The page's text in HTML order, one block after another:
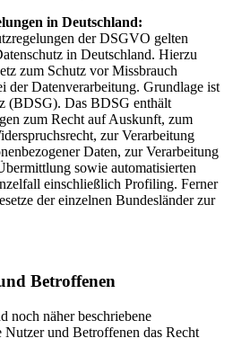
in Deutschland:
der DSGVO gelten
in Deutschland. Hierzu
zum Schutz vor Missbrauch
der Datenverarbeitung. Grundlage ist
(BDSG). Das BDSG enthält
zum Recht auf Auskunft, zum
zur Verarbeitung
Daten, zur Verarbeitung
sowie automatisierten
einschließlich Profiling. Ferner
der einzelnen Bundesländer zur
Betroffenen
noch näher beschriebene
Nutzer und Betroffenen das Recht